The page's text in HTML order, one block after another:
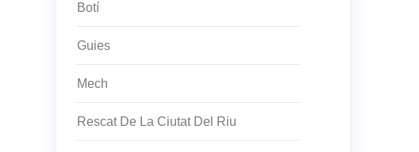
Botí
Guies
Mech
Rescat De La Ciutat Del Riu